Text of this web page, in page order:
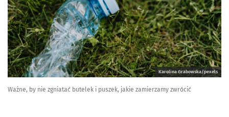
Karolina Grabowska/pexels
Ważne, by nie zgniatać butelek i puszek, jakie zamierzamy zwrócić